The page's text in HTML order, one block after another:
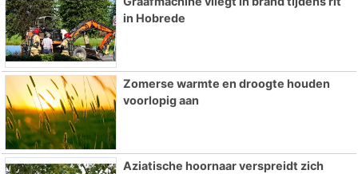
in Hobrede
Zomerse warmte en droogte houden
voorlopig aan
Aziatische hoornaar verspreidt zich